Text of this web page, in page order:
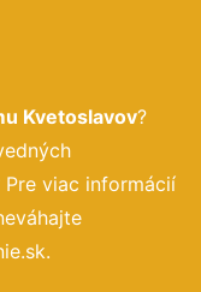
Kvetoslavov?
viac informácií